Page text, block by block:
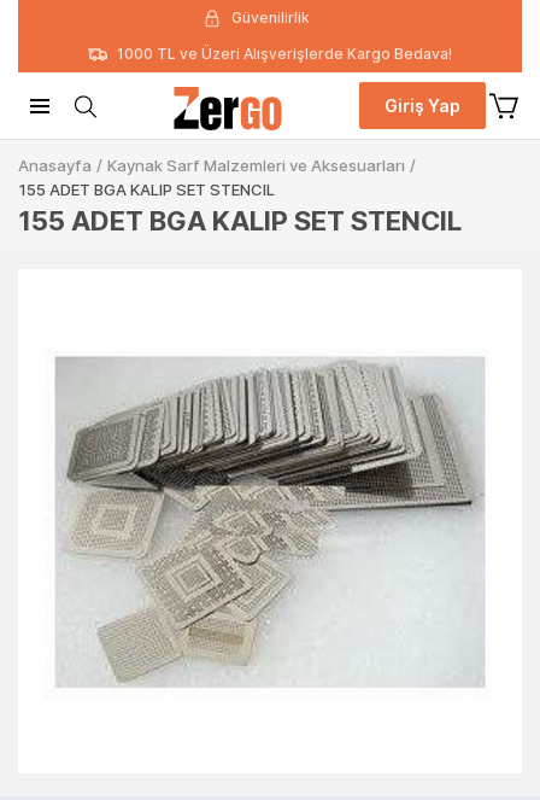
Güvenilirlik
1000 TL ve Üzeri Alışverişlerde Kargo Bedava!
Giriş Yap
Anasayfa / Kaynak Sarf Malzemleri ve Aksesuarları /
155 ADET BGA KALIP SET STENCIL
155 ADET BGA KALIP SET STENCIL